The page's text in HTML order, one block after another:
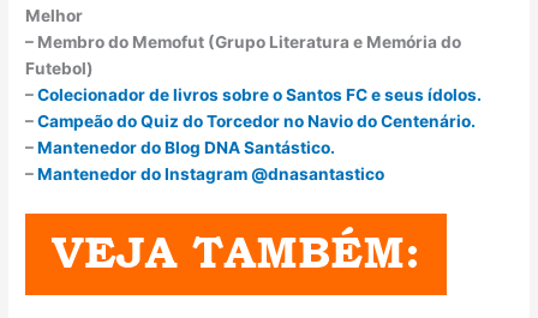
Melhor
– Membro do Memofut (Grupo Literatura e Memória do
Futebol)
–Colecionador de livros sobre o Santos FC e seus ídolos.
–Campeão do Quiz do Torcedor no Navio do Centenário.
–Mantenedor do Blog DNA Santástico.
–Mantenedor do Instagram @dnasantastico